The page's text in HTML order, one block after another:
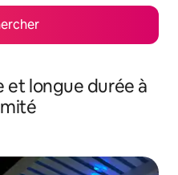
et longue durée à